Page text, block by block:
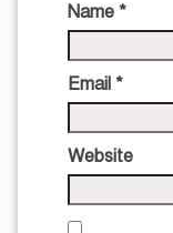
Name *
Email *
Website